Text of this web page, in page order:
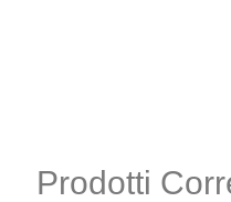
Prodotti